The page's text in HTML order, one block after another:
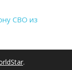
СВО из
.